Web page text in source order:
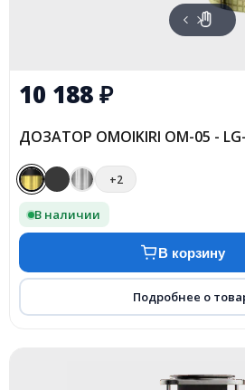
10 188₽
ДОЗАТОР OMOIKIRI OM-05 -
+2
В наличии
В корзину
Подробнее о